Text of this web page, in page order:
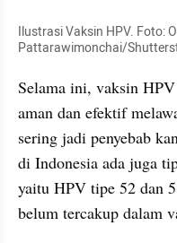
Ilustrasi Vaksin HPV. Foto:
Pattarawimonchai/
Selama ini, vaksin
aman dan efektif
sering jadi penyebab
di Indonesia ada juga
yaitu HPV tipe 52 dan
belum tercakup dalam